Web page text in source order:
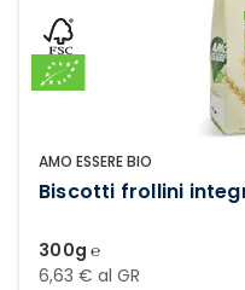
AMO ESSERE BIO
Biscotti frollini
300g ℮
6,63 € al GR